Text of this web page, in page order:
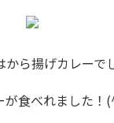
ら揚げカレー
が食べれました